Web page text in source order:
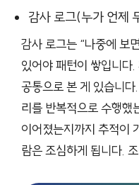
감사 로그(누가 언제
감사 로그는 “나중에 보
있어야 패턴이 쌓입니다
공통으로 본 게 있습니
리를 반복적으로 수행했
이어졌는지까지 추적이
람은 조심하게 됩니다.